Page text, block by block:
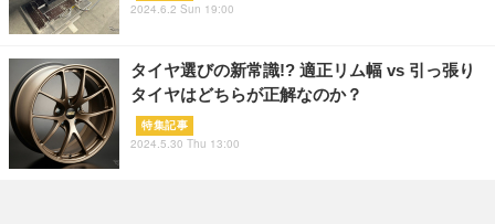
2024.6.2 Sun 19:00
タイヤ選びの新常識!? 適正リム幅 vs 引っ張り
タイヤはどちらが正解なのか？
特集記事
2024.5.30 Thu 13:00